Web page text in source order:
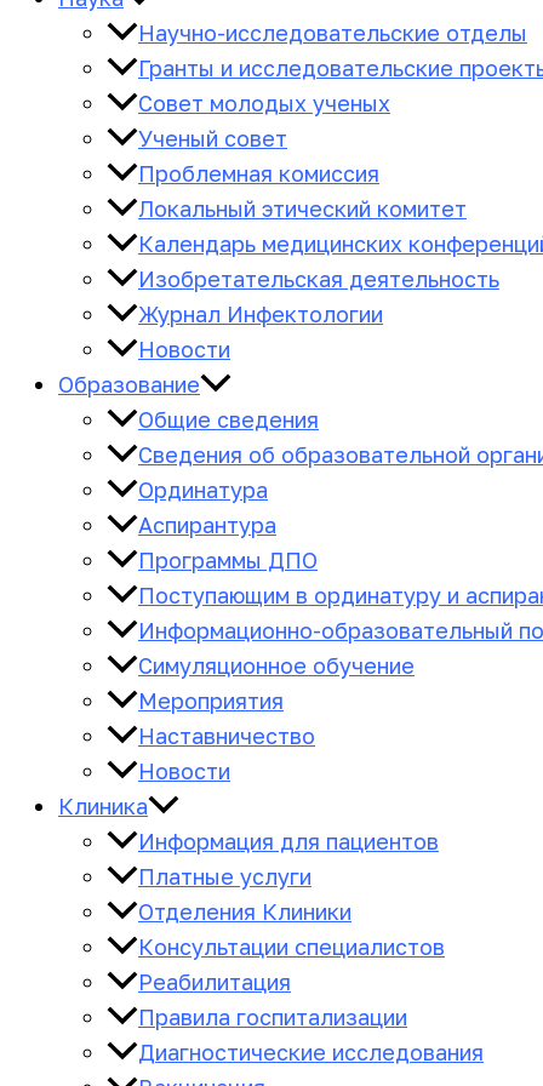
Научно-исследовательские отделы
Гранты и исследовательские
Совет молодых ученых
Ученый совет
Проблемная комиссия
Локальный этический комитет
Календарь медицинских
Изобретательская деятельность
Журнал Инфектологии
Новости
Образование
Общие сведения
Сведения об образовательной
Ординатура
Аспирантура
Программы ДПО
Поступающим в ординатуру и
Информационно-образовательный
Симуляционное обучение
Мероприятия
Наставничество
Новости
Клиника
Информация для пациентов
Платные услуги
Отделения Клиники
Консультации специалистов
Реабилитация
Правила госпитализации
Диагностические исследования